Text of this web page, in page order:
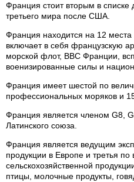
Франция стоит вторым в
третьего мира после США.
Франция находится на 12
включает в себя французскую
морской флот, ВВС Франции,
военизированные силы и
Франция имеет шестой по
профессиональных моряков и
Франция является членом G8,
Латинского союза.
Франция является ведущим
продукции в Европе и третья
сельскохозяйственной
птицы, молочные продукты,